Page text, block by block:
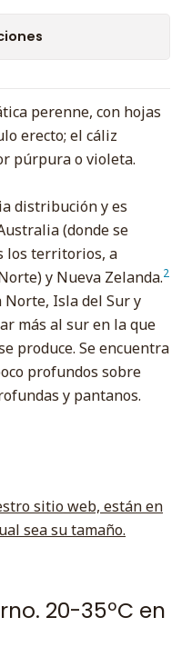
perenne, con hojas
erecto; el cáliz
púrpura o violeta.
distribución y es
(donde se
los territorios, a
y Nueva Zelanda.2
Isla del Sur y
más al sur en la que
produce. Se encuentra
profundos sobre
y pantanos.
sitio web, están en
sea su tamaño.
20-35ºC en